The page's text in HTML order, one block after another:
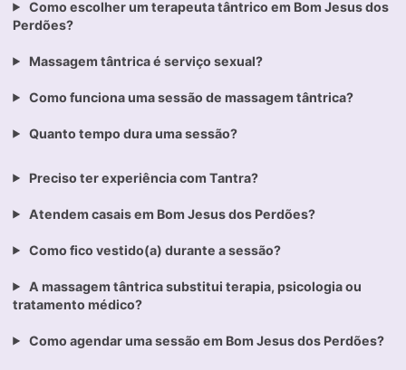
Como escolher um terapeuta tântrico em Bom Jesus dos
Perdões?
Massagem tântrica é serviço sexual?
Como funciona uma sessão de massagem tântrica?
Quanto tempo dura uma sessão?
Preciso ter experiência com Tantra?
Atendem casais em Bom Jesus dos Perdões?
Como fico vestido(a) durante a sessão?
A massagem tântrica substitui terapia, psicologia ou
tratamento médico?
Como agendar uma sessão em Bom Jesus dos Perdões?